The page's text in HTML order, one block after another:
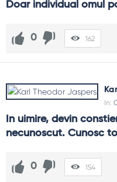
Doar individual omul
0 162
In:
In uimire, devin
necunoscut. Cunosc
0 154